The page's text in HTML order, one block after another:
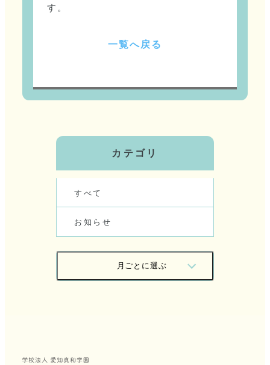
す。
一覧へ戻る
カテゴリ
す べて
お 知 らせ
月 ご と に選ぶ
202